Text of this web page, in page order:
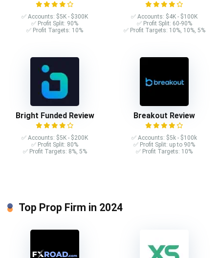
✅ Accounts: $5K - $300K
✅ Profit Split: 90%
✅ Profit Targets: 10%
✅ Accounts: $4K - $100K
✅ Profit Split: 60-90%
✅ Profit Targets: 10%, 10%, 5%
Bright Funded Review
✅ Accounts: $5K - $200K
✅ Profit Split: 80%
✅ Profit Targets: 8%, 5%
Breakout Review
✅ Accounts: $5k - $100k
✅ Profit Split: up to 90%
✅ Profit Targets: 10%
Top Prop Firm in 2024